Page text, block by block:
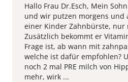
Hallo Frau Dr.Esch, Mein
und wir putzen morgens und
einer Kinder Zahnbürste, nur
Zusätzlich bekommt er
Frage ist, ab wann mit
welche ist dafür empfohlen?
noch 2 mal PRE milch von
mehr, wirk ...